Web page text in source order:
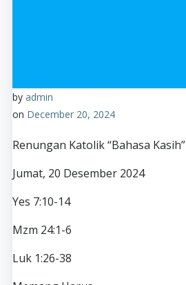
by admin
on December 20, 2024
Renungan Katolik “Bahasa Kasih”
Jumat, 20 Desember 2024
Yes 7:10-14
Mzm 24:1-6
Luk 1:26-38